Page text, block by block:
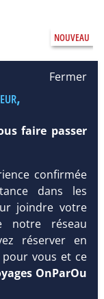
Fermer
faire passer
confirmée
dans les
joindre votre
notre réseau
réserver en
vous et ce
OnParOu